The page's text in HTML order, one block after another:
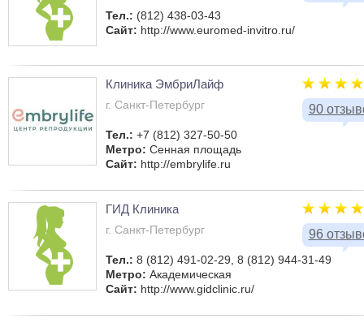
Тел.: (812) 438-03-43
Сайт: http://www.euromed-invitro.ru/
90
Клиника ЭмбриЛайф
г. Санкт-Петербург
Тел.: +7 (812) 327-50-50
Метро: Сенная площадь
Сайт: http://embrylife.ru
96
ГИД Клиника
г. Санкт-Петербург
Тел.: 8 (812) 491-02-29, 8 (812) 944-31-49
Метро: Академическая
Сайт: http://www.gidclinic.ru/